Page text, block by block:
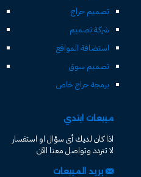
تصميم حراج
شركة تصميم
استضافة المواقع
تصميم سوق
برمجة حراج خاص
مبيعات ابتدي
اذا كان لديك أى سؤال او استفسار
لا تتردد وتواصل معنا الآن
بريد المبيعات